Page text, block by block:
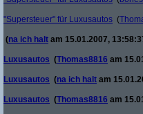
"Supersteuer" für Luxusautos (
(na ich halt am 15.01.2007,
Luxusautos (Thomas8816 am
Luxusautos (na ich halt am
Luxusautos (Thomas8816 am